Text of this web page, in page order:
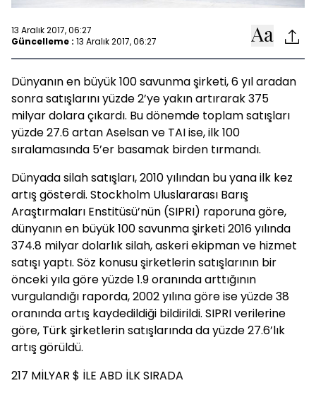
13 Aralık 2017, 06:27
Güncelleme : 13 Aralık 2017, 06:27
Dünyanın en büyük 100 savunma şirketi, 6 yıl aradan
sonra satışlarını yüzde 2’ye yakın artırarak 375
milyar dolara çıkardı. Bu dönemde toplam satışları
yüzde 27.6 artan Aselsan ve TAI ise, ilk 100
sıralamasında 5’er basamak birden tırmandı.
Dünyada silah satışları, 2010 yılından bu yana ilk kez
artış gösterdi. Stockholm Uluslararası Barış
Araştırmaları Enstitüsü’nün (SIPRI) raporuna göre,
dünyanın en büyük 100 savunma şirketi 2016 yılında
374.8 milyar dolarlık silah, askeri ekipman ve hizmet
satışı yaptı. Söz konusu şirketlerin satışlarının bir
önceki yıla göre yüzde 1.9 oranında arttığının
vurgulandığı raporda, 2002 yılına göre ise yüzde 38
oranında artış kaydedildiği bildirildi. SIPRI verilerine
göre, Türk şirketlerin satışlarında da yüzde 27.6’lık
artış görüldü.
217 MİLYAR $ İLE ABD İLK SIRADA